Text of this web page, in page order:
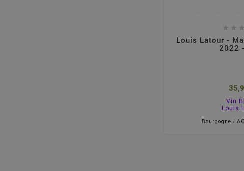
  
Louis Latour -
2022
Vin
Louis
Bourgogne /